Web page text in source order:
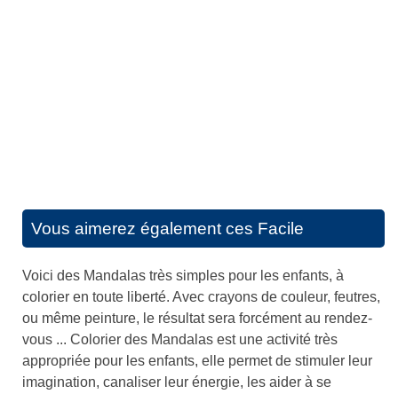
Vous aimerez également ces Facile
Voici des Mandalas très simples pour les enfants, à
colorier en toute liberté. Avec crayons de couleur, feutres,
ou même peinture, le résultat sera forcément au rendez-
vous ... Colorier des Mandalas est une activité très
appropriée pour les enfants, elle permet de stimuler leur
imagination, canaliser leur énergie, les aider à se